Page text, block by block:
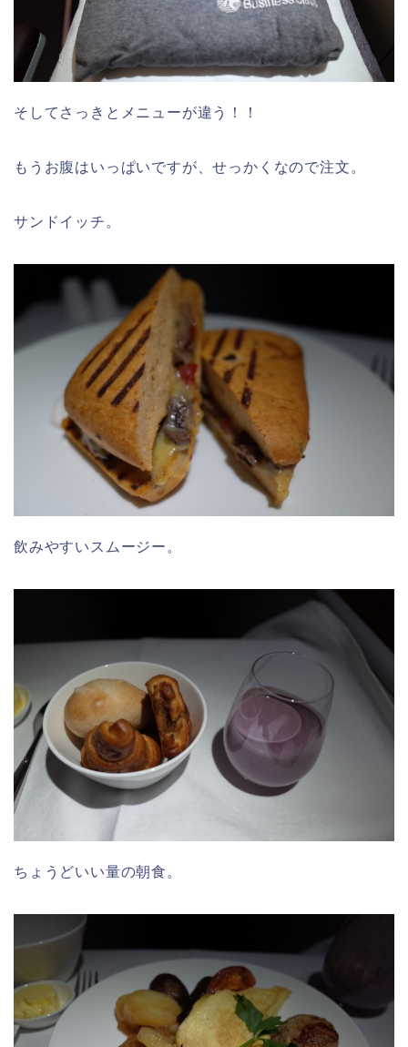
そしてさっきとメニューが違う！！
もうお腹はいっぱいですが、せっかくなので注文。
サンドイッチ。
飲みやすいスムージー。
ちょうどいい量の朝食。